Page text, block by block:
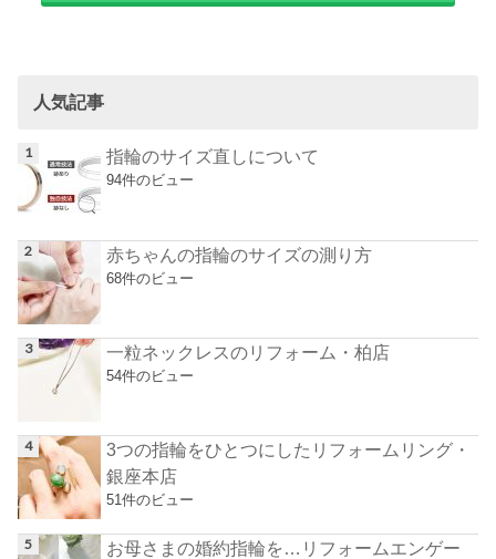
人気記事
指輪のサイズ直しについて
94件のビュー
赤ちゃんの指輪のサイズの測り方
68件のビュー
一粒ネックレスのリフォーム・柏店
54件のビュー
3つの指輪をひとつにしたリフォームリング・
銀座本店
51件のビュー
お母さまの婚約指輪を…リフォームエンゲー